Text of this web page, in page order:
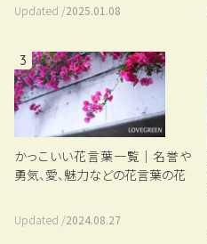
Updated /2025.01.08
3
かっこいい花言葉一覧｜名誉や
勇気、愛、魅力などの花言葉の花
Updated /2024.08.27